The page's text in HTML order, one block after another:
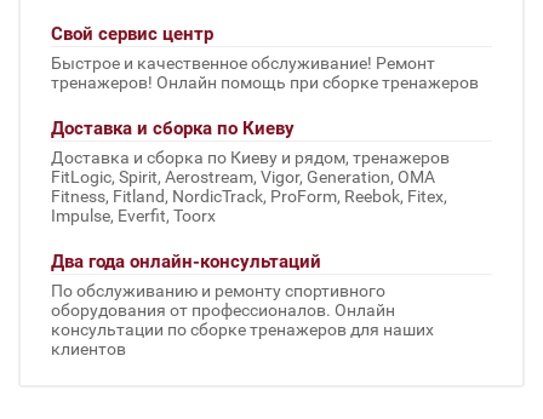
Свой сервис центр
Быстрое и качественное обслуживание! Ремонт
тренажеров! Онлайн помощь при сборке тренажеров
Доставка и сборка по Киеву
Доставка и сборка по Киеву и рядом, тренажеров
FitLogic, Spirit, Aerostream, Vigor, Generation, OMA
Fitness, Fitland, NordicTrack, ProForm, Reebok, Fitex,
Impulse, Everfit, Toorx
Два года онлайн-консультаций
По обслуживанию и ремонту спортивного
оборудования от профессионалов. Онлайн
консультации по сборке тренажеров для наших
клиентов